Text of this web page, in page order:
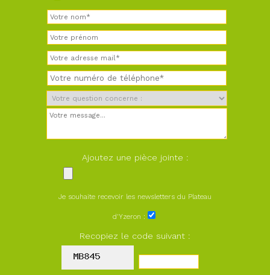
Ajoutez une pièce jointe :
Je souhaite recevoir les newsletters du Plateau
d'Yzeron :
Recopiez le code suivant :